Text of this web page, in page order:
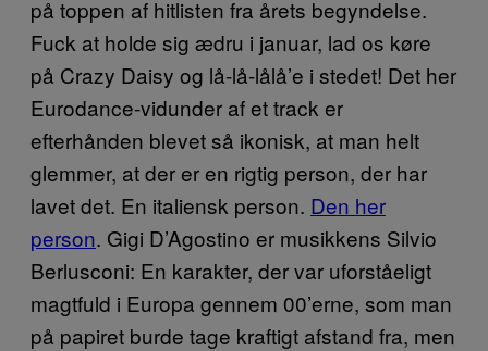
på toppen af hitlisten fra årets begyndelse.
Fuck at holde sig ædru i januar, lad os køre
på Crazy Daisy og lå-lå-lålå’e i stedet! Det her
Eurodance-vidunder af et track er
efterhånden blevet så ikonisk, at man helt
glemmer, at der er en rigtig person, der har
lavet det. En italiensk person. Den her
person. Gigi D’Agostino er musikkens Silvio
Berlusconi: En karakter, der var uforståeligt
magtfuld i Europa gennem 00’erne, som man
på papiret burde tage kraftigt afstand fra, men